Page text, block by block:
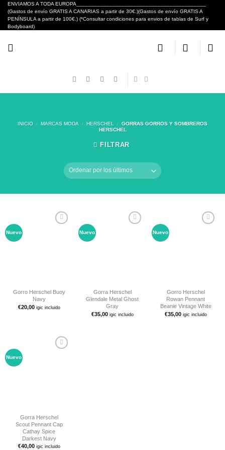
Skip
content
ENVIAMOS A TODA EUROPA___________________________________________
(Gastos de envío GRATIS A CANARIAS a partir de 30€.)(Gastos de envío GRATIS A
PENÍNSULA a partir de 100€.) (*Consultar condiciones para envios de tablas de Surf y
Bodyboard)
INICIO / MARCAS MODA / HERSCHEL / GORRAS GORROS Y SOMBREROS
HERSCHEL
FILTRAR
Nuevo
Gorro Herschel Buoy
Navy
€20,00 igic incluido
Nuevo
Gorra Herschel
Glendale Metal Ghost
Gray
€35,00 igic incluido
Nuevo
Gorro Herschel
Rowan Pennant
Beanie Vintage White
€35,00 igic incluido
Nuevo
Gorra Herschel
Scout Pennant Cap
Cathay Spice
Darkest Navy
€40,00 igic incluido